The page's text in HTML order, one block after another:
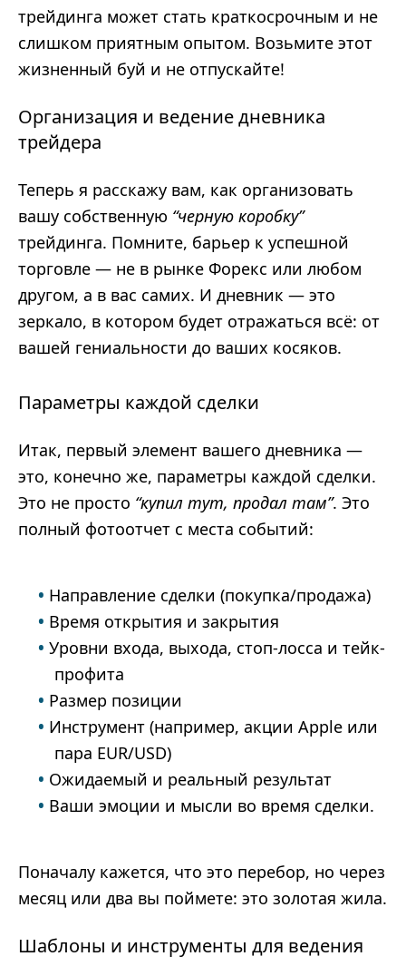
трейдинга может стать краткосрочным и не
слишком приятным опытом. Возьмите этот
жизненный буй и не отпускайте!
Организация и ведение дневника
трейдера
Теперь я расскажу вам, как организовать
вашу собственную “черную коробку”
трейдинга. Помните, барьер к успешной
торговле — не в рынке Форекс или любом
другом, а в вас самих. И дневник — это
зеркало, в котором будет отражаться всё: от
вашей гениальности до ваших косяков.
Параметры каждой сделки
Итак, первый элемент вашего дневника —
это, конечно же, параметры каждой сделки.
Это не просто “купил тут, продал там”. Это
полный фотоотчет с места событий:
Направление сделки (покупка/продажа)
Время открытия и закрытия
Уровни входа, выхода, стоп-лосса и тейк-
профита
Размер позиции
Инструмент (например, акции Apple или
пара EUR/USD)
Ожидаемый и реальный результат
Ваши эмоции и мысли во время сделки.
Поначалу кажется, что это перебор, но через
месяц или два вы поймете: это золотая жила.
Шаблоны и инструменты для ведения